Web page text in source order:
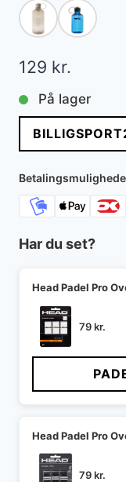
129 kr.
På lager
Har du set?
Head Padel Pro
79kr.
Head Padel Pro
79kr.